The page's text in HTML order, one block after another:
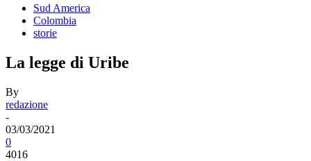
Sud America
Colombia
storie
La legge di Uribe
By
redazione
-
03/03/2021
0
4016